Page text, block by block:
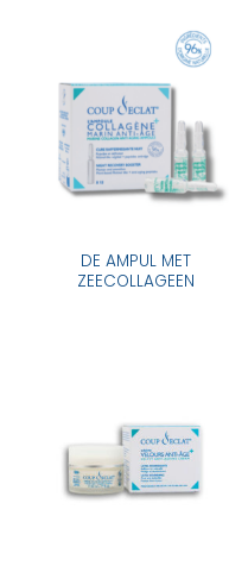
DE AMPUL MET
ZEECOLLAGEEN